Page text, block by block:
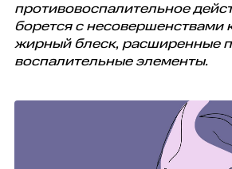
противовоспалительное
борется с несовершенствами
жирный блеск, расширенные
воспалительные элементы.